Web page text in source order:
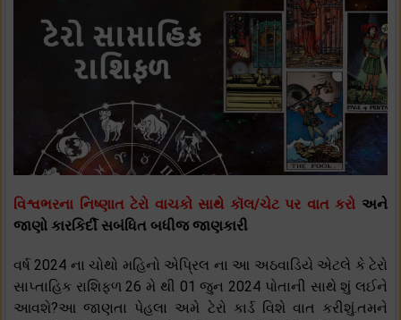
વિશ્વભરના નિષ્ણાત ટેરો વાચકો સાથે કૉલ/ચેટ પર વાત કરો અને
જાણો કારકિર્દી સબંધિત બધીજ જાણકારી
વર્ષ 2024 ના ચોથો મહિનો એપ્રિલ ના આ અઠવાડિયે એટલે કે ટેરો
સાપ્તાહિક રાશિફળ 26 મે થી 01 જુન 2024 પોતાની સાથે શું લઈને
આવશે?આ જાણતા પેહલા અમે ટેરો કાર્ડ વિશે વાત કરીશું.તમને